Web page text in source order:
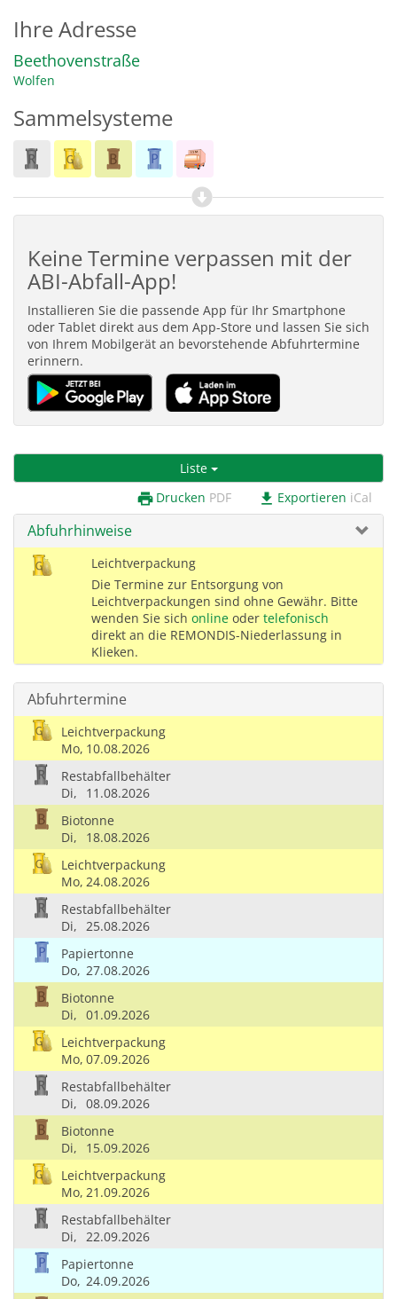
Ihre Adresse
Beethovenstraße
Wolfen
Sammelsysteme
Keine Termine verpassen mit der
ABI-Abfall-App!
Installieren Sie die passende App für Ihr Smartphone
oder Tablet direkt aus dem App-Store und lassen Sie sich
von Ihrem Mobilgerät an bevorstehende Abfuhrtermine
erinnern.
Liste
print Drucken PDF download Exportieren iCal
Abfuhrhinweise
Leichtverpackung
Die Termine zur Entsorgung von
Leichtverpackungen sind ohne Gewähr. Bitte
wenden Sie sich online oder telefonisch
direkt an die REMONDIS-Niederlassung in
Klieken.
Abfuhrtermine
Leichtverpackung
Mo, 10.08.2026
Restabfallbehälter
Di,
11.08.2026
Biotonne
Di,
18.08.2026
Leichtverpackung
Mo, 24.08.2026
Restabfallbehälter
Di, 25.08.2026
Papiertonne
Do, 27.08.2026
Biotonne
Di, 01.09.2026
Leichtverpackung
Mo, 07.09.2026
Restabfallbehälter
Di, 08.09.2026
Biotonne
Di,
15.09.2026
Leichtverpackung
Mo, 21.09.2026
Restabfallbehälter
Di, 22.09.2026
Papiertonne
Do, 24.09.2026